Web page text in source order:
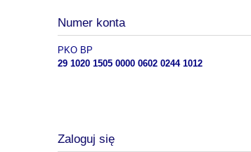
Numer konta
PKO BP
29 1020 1505 0000 0602 0244 1012
Zaloguj się